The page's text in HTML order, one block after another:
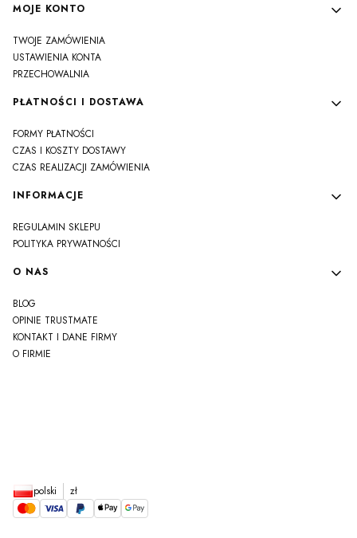
MOJE KONTO
TWOJE ZAMÓWIENIA
USTAWIENIA KONTA
PRZECHOWALNIA
PŁATNOŚCI I DOSTAWA
FORMY PŁATNOŚCI
CZAS I KOSZTY DOSTAWY
CZAS REALIZACJI ZAMÓWIENIA
INFORMACJE
REGULAMIN SKLEPU
POLITYKA PRYWATNOŚCI
O NAS
BLOG
OPINIE TRUSTMATE
KONTAKT I DANE FIRMY
O FIRMIE
polski zł